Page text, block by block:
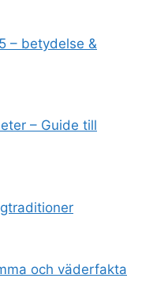
– betydelse &
– Guide till
och väderfakta